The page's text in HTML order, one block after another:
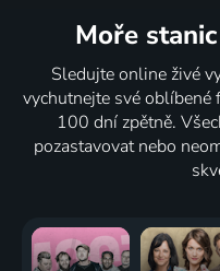
Moře stanic
Sledujte online živé
vychutnejte své oblíbené
100 dní zpětně.
pozastavovat nebo